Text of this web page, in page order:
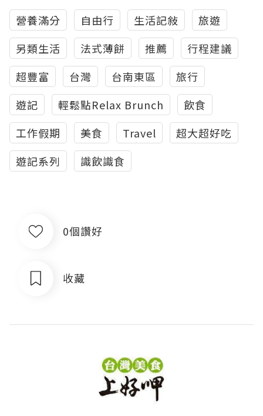
營養滿分 自由行 生活記敍
旅遊
另類生活
法式薄餅 推薦
行程建議
超豐富
台灣 台南東區
旅行
遊記
輕鬆點Relax Brunch
飲食
工作假期
美食 Travel
超大超好吃
遊記系列
識飲識食
0個讚好
收藏